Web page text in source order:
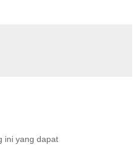
ini yang dapat